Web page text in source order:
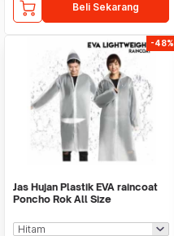
Beli Sekarang
-48%
Jas Hujan Plastik EVA raincoat
Poncho Rok All Size